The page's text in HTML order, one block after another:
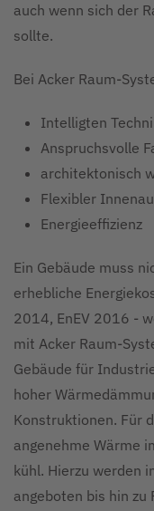
auch wenn sich der
sollte.
Bei Acker Raum-
Intelligten
Anspruchsvolle
architektonisch
Flexibler
Energieeffizienz
Ein Gebäude muss
erhebliche
2014, EnEV 2016 -
mit Acker Raum-
Gebäude für
hoher
Konstruktionen. Für
angenehme Wärme
kühl. Hierzu werden
angeboten bis hin zu